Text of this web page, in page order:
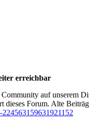
erreichbar
auf unserem
dieses Forum. Alte